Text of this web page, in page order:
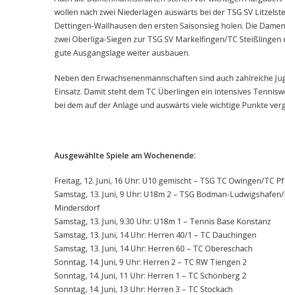
wollen nach zwei Niederlagen auswärts bei der TSG SV
Dettingen-Wallhausen den ersten Saisonsieg holen. Die
zwei Oberliga-Siegen zur TSG SV Markelfingen/TC
gute Ausgangslage weiter ausbauen.
Neben den Erwachsenenmannschaften sind auch zahlreiche
Einsatz. Damit steht dem TC Überlingen ein intensives
bei dem auf der Anlage und auswärts viele wichtige Punkte
Ausgewählte Spiele am Wochenende:
Freitag, 12. Juni, 16 Uhr: U10 gemischt – TSG TC Owingen/TC
Samstag, 13. Juni, 9 Uhr: U18m 2 – TSG Bodman-
Mindersdorf
Samstag, 13. Juni, 9.30 Uhr: U18m 1 – Tennis Base Konstanz
Samstag, 13. Juni, 14 Uhr: Herren 40/1 – TC Dauchingen
Samstag, 13. Juni, 14 Uhr: Herren 60 – TC Obereschach
Sonntag, 14. Juni, 9 Uhr: Herren 2 – TC RW Tiengen 2
Sonntag, 14. Juni, 11 Uhr: Herren 1 – TC Schönberg 2
Sonntag, 14. Juni, 13 Uhr: Herren 3 – TC Stockach